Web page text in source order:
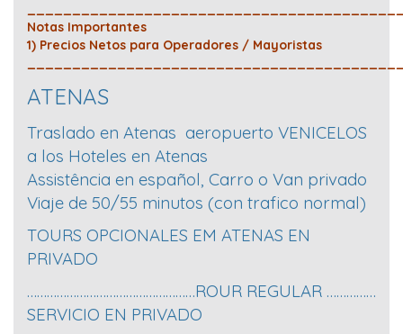
Notas Importantes
1) Precios Netos para Operadores / Mayoristas
ATENAS
Traslado en Atenas aeropuerto VENICELOS
a los Hoteles en Atenas
Assistência en español, Carro o Van privado
Viaje de 50/55 minutos (con trafico normal)
TOURS OPCIONALES EM ATENAS EN
PRIVADO
……………………………………………ROUR REGULAR ……………
SERVICIO EN PRIVADO